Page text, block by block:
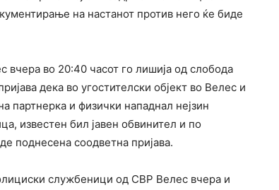
на настанот против него ќе биде
во 20:40 часот го лишија од слобода
дека во угостителски објект во Велес и
партнерка и физички нападнал нејзин
известен бил јавен обвинител и по
поднесена соодветна пријава.
службеници од СВР Велес вчера и